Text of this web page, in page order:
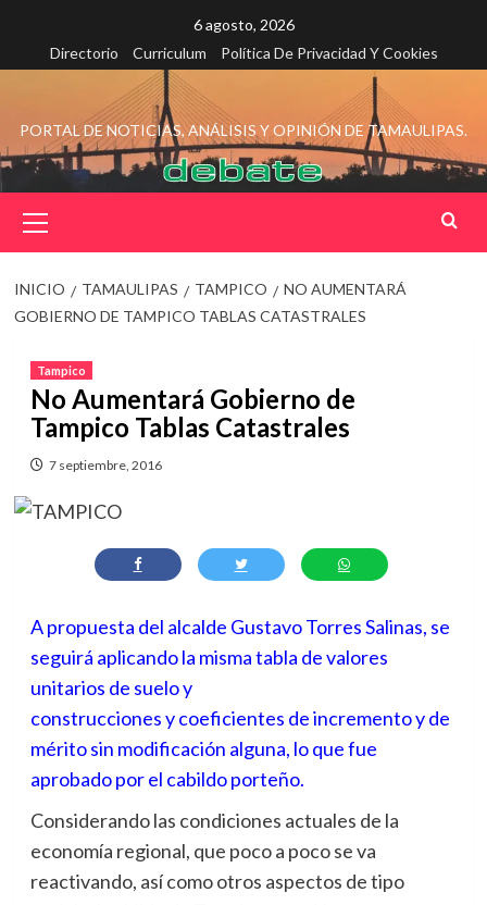
contenido
6 agosto, 2026
Directorio
Curriculum Política De Privacidad Y Cookies
PORTAL DE NOTICIAS, ANÁLISIS Y OPINIÓN DE TAMAULIPAS.
principal
INICIO TAMAULIPAS TAMPICO
NO AUMENTARÁ
GOBIERNO DE TAMPICO TABLAS CATASTRALES
Tampico
No Aumentará Gobierno de
Tampico Tablas Catastrales
7 septiembre, 2016
A propuesta del alcalde Gustavo Torres Salinas, se
seguirá aplicando la misma tabla de valores
unitarios de suelo y
construcciones y coeficientes de incremento y de
mérito sin modificación alguna, lo que fue
aprobado por el cabildo porteño.
Considerando las condiciones actuales de la
economía regional, que poco a poco se va
reactivando, así como otros aspectos de tipo